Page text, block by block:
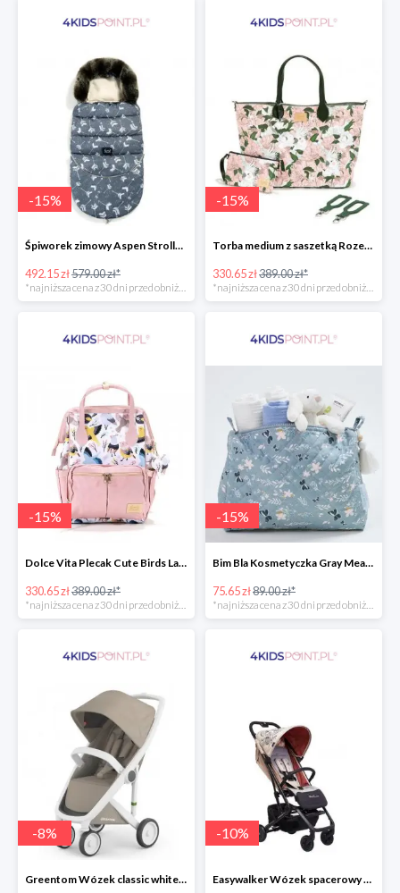
-15%
Śpiworek zimowy Aspen Stroller Bag Combo Boho Royal Arrows Dark & Rafaello La Millou -15%
492.15 zł579.00 zł*
*najniższa cena z 30 dni przed obniżką
-15%
Torba medium z saszetką Rozenek Lady Peony Premium Zip La Millou -15%
330.65 zł389.00 zł*
*najniższa cena z 30 dni przed obniżką
-15%
Dolce Vita Plecak Cute Birds La Millou -15%
330.65 zł389.00 zł*
-15%
Bim Bla Kosmetyczka Gray Meadow -15%
75.65 zł89.00 zł*
-8%
Greentom Wózek classic white-sand
-10%
Easywalker Wózek spacerowy z osłonką przeciwdeszczową Buggy XS Minnie Ornament Disney